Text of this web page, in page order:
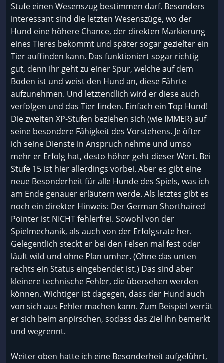
Stufe einen Wesenszug bestimmen darf. Besonders
interessant sind die letzten Wesenszüge, wo der
Hund eine höhere Chance, der direkten Markierung
eines Tieres bekommt und später sogar gezielter ein
Tier auffinden kann. Das funktioniert sogar richtig
gut, denn ihr geht zu einer Spur, welche auf dem
Boden ist und weist den Hund an, diese Fährte
aufzunehmen. Und letztendlich wird er diese auch
verfolgen und das Tier finden. Einfach ein Top Hund!
Die zweiten XP-Stufen beziehen sich (wie IMMER) auf
seine besondere Fähigkeit des Vorstehens. Je öfter
ich seine Dienste in Anspruch nehme und umso
mehr er Erfolg hat, desto höher geht dieser Wert. Bei
Stufe 15 ist hier allerdings vorbei. Aber es gibt eine
neue Besonderheit für alle Hunde des Spiels, was ich
am Ende genauer erläutern werde. Als letztes gibt es
noch ein direkter Hinweis: Der German Shorthaired
Pointer ist NICHT fehlerfrei. Sowohl von der
Spielmechanik, als auch von der Erfolgsrate her.
Gelegentlich steckt er bei den Felsen mal fest oder
läuft wild und ohne Plan umher. (Ohne das unten
rechts ein Status eingebendet ist.) Das sind aber
kleinere technische Fehler, die übersehen werden
können. Wichtiger ist dagegen, dass der Hund auch
von sich aus Fehler machen kann. Zum Beispiel verrät
er sich beim anpirschen, sodass das Ziel ihn bemerkt
und wegrennt.
Weiter oben hatte ich eine Besonderheit aufgeführt,